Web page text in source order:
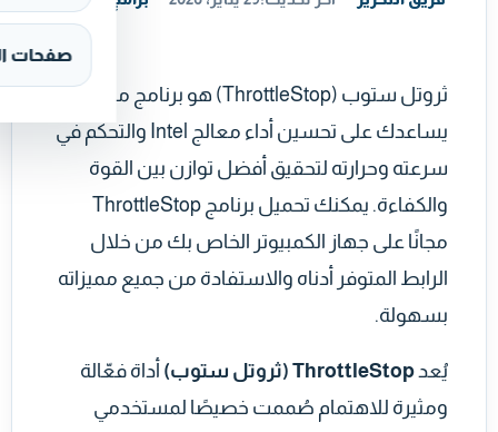
صفحات
ثروتل ستوب (ThrottleStop) هو برنامج متقدم
يساعدك على تحسين أداء معالج Intel والتحكم في
سرعته وحرارته لتحقيق أفضل توازن بين القوة
والكفاءة. يمكنك تحميل برنامج ThrottleStop
مجانًا على جهاز الكمبيوتر الخاص بك من خلال
الرابط المتوفر أدناه والاستفادة من جميع مميزاته
بسهولة.
يُعدThrottleStop (ثروتل ستوب)
أداة فعّالة
ومثيرة للاهتمام صُممت خصيصًا لمستخدمي